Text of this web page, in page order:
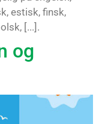
estisk, finsk,
[...].
og